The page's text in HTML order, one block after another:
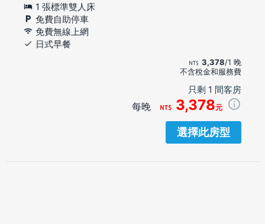
1 張標準雙人床
免費自助停車
免費無線上網
日式早餐
3,378/1 晚
不含稅金和服務費
只剩 1 間客房
每晚 3,378元
選擇此房型